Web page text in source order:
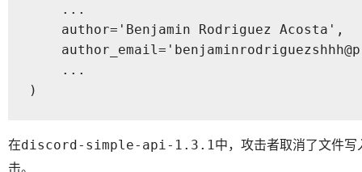
    ...
    author='Benjamin Rodriguez Acosta',
    ...
)
在discord-simple-api-1.3.1中，攻击者取消了文件
击。